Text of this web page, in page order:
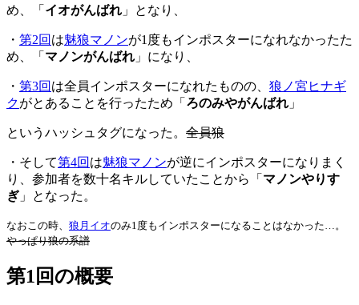
め、「 イオがんばれ 」となり、
・ 第2回 は魅狼マノンが1度もインポスターになれなかったた
め、「 マノンがんばれ 」になり、
・ 第3回 は全員インポスターになれたものの、 狼ノ宮ヒナギ
クがとあることを行ったため「 ろのみやがんばれ 」
というハッシュタグになった。 全員狼
・そして第4回 は魅狼マノンが逆にインポスターになりまく
り、参加者を数十名キルしていたことから「 マノンやりす
ぎ 」となった。
なおこの時、 狼月イオのみ1度もインポスターになることはなかった…。
やっぱり狼の系譜
第1回の概要